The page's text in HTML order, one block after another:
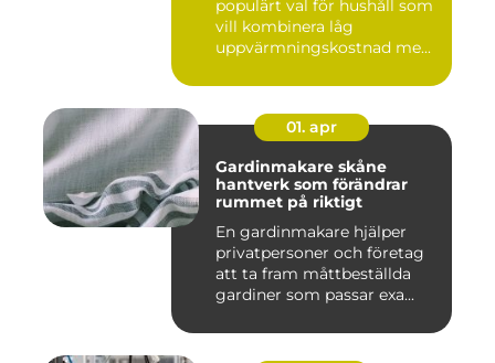
populärt val för hushåll som
vill kombinera låg
uppvärmningskostnad me...
01. apr
Gardinmakare skåne
hantverk som förändrar
rummet på riktigt
En gardinmakare hjälper
privatpersoner och företag
att ta fram måttbeställda
gardiner som passar exa...